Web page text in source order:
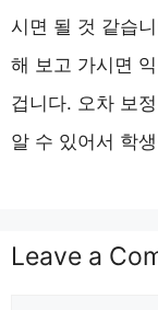
시면 될 것 같습
해 보고 가시면
겁니다. 오차 보
알 수 있어서 학
Leave a